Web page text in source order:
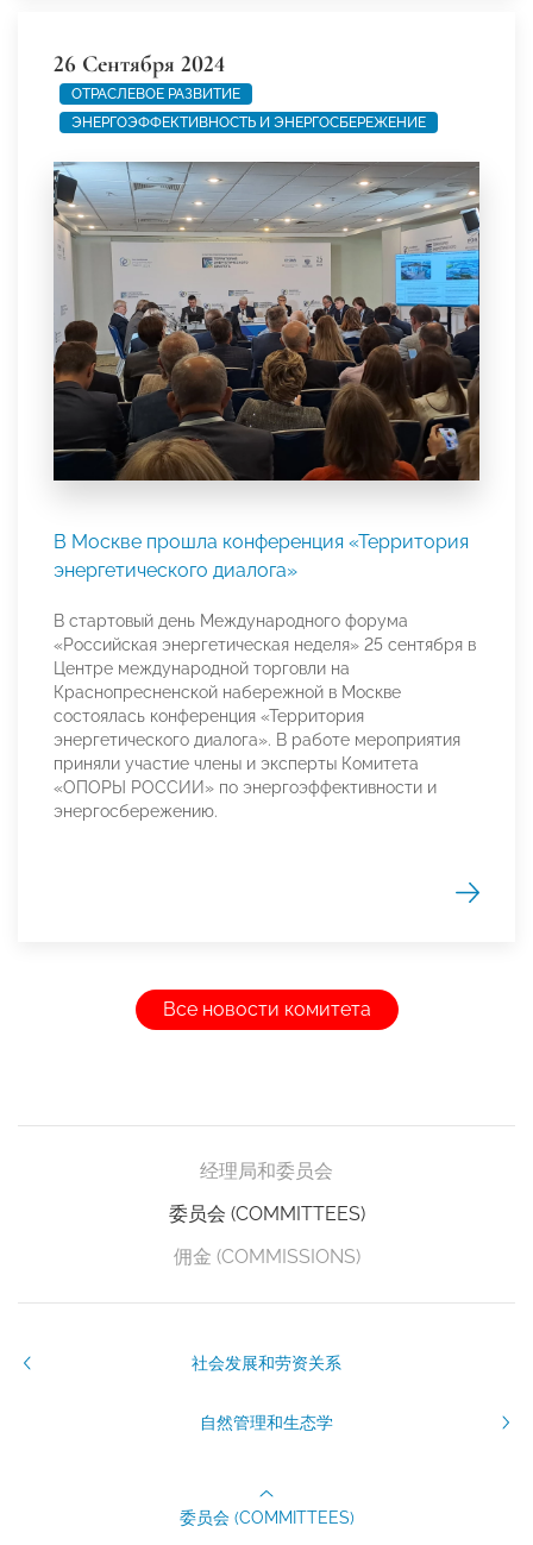
26 Сентября 2024
ОТРАСЛЕВОЕ РАЗВИТИЕ
ЭНЕРГОЭФФЕКТИВНОСТЬ И ЭНЕРГОСБЕРЕЖЕНИЕ
В Москве прошла конференция «Территория
энергетического диалога»
В стартовый день Международного форума
«Российская энергетическая неделя» 25 сентября в
Центре международной торговли на
Краснопресненской набережной в Москве
состоялась конференция «Территория
энергетического диалога». В работе мероприятия
приняли участие члены и эксперты Комитета
«ОПОРЫ РОССИИ» по энергоэффективности и
энергосбережению.
Все новости комитета
经理局和委员会
委员会 (COMMITTEES)
佣金 (COMMISSIONS)
社会发展和劳资关系
自然管理和生态学
委员会 (COMMITTEES)